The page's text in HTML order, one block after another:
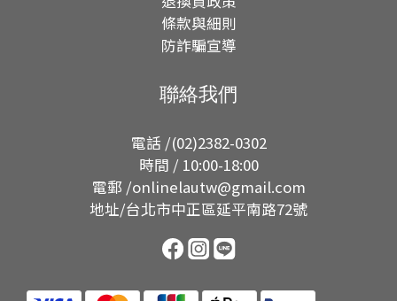
條款與細則
防詐騙宣導
聯絡我們
電話 /(02)2382-0302
時間 / 10:00-18:00
電郵 /onlinelautw@gmail.com
地址/台北市中正區延平南路72號